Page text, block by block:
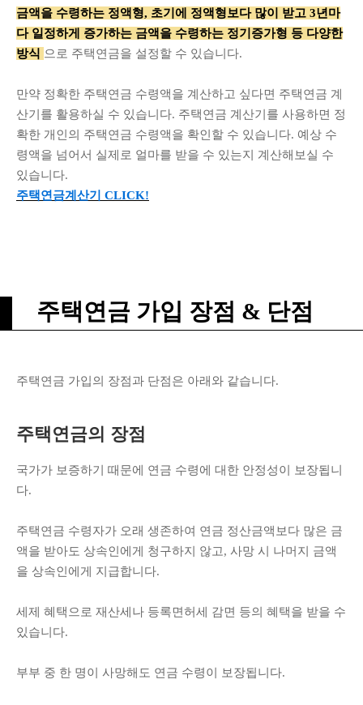
금액을 수령하는 정액형, 초기에 정액형보다 많이 받고 3년마
다 일정하게 증가하는 금액을 수령하는 정기증가형 등 다양한
방식 으로 주택연금을 설정할 수 있습니다.
만약 정확한 주택연금 수령액을 계산하고 싶다면 주택연금 계
산기를 활용하실 수 있습니다. 주택연금 계산기를 사용하면 정
확한 개인의 주택연금 수령액을 확인할 수 있습니다. 예상 수
령액을 넘어서 실제로 얼마를 받을 수 있는지 계산해보실 수
있습니다.
주택연금계산기 CLICK!
주택연금 가입 장점 & 단점
주택연금 가입의 장점과 단점은 아래와 같습니다.
주택연금의 장점
국가가 보증하기 때문에 연금 수령에 대한 안정성이 보장됩니
다.
주택연금 수령자가 오래 생존하여 연금 정산금액보다 많은 금
액을 받아도 상속인에게 청구하지 않고, 사망 시 나머지 금액
을 상속인에게 지급합니다.
세제 혜택으로 재산세나 등록면허세 감면 등의 혜택을 받을 수
있습니다.
부부 중 한 명이 사망해도 연금 수령이 보장됩니다.